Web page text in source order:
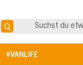
#VANLIFE